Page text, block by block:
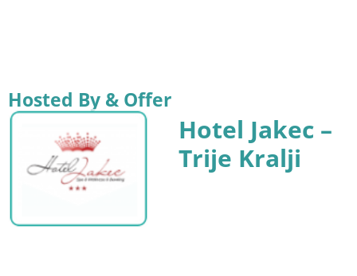
Hosted By & Offer
Hotel Jakec –
Trije Kralji